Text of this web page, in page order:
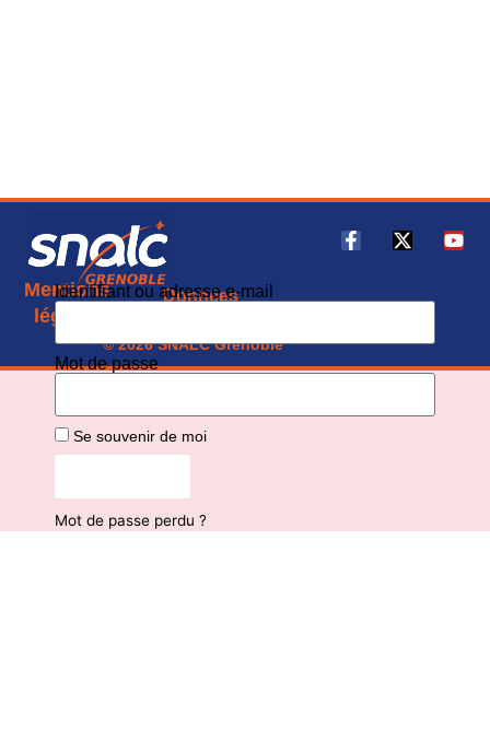
Mentions
légales
Données
© 2026 SNALC Grenoble
Identifiant ou adresse e-mail
Mot de passe
Se souvenir de moi
Mot de passe perdu ?